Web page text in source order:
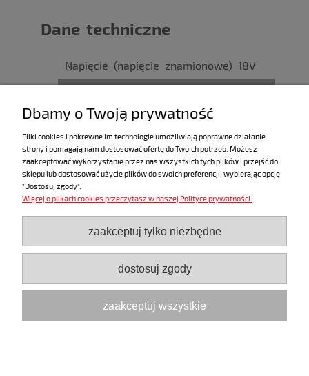
Dane techniczne
Napięcie (napięcie znamionowe) 18V
Ciężar produktu bez wyposażenia 1,00
Technologia Bluetooth®
POMOC
MOJE KONTO
INFORMACJE
Dbamy o Twoją prywatność
Pliki cookies i pokrewne im technologie umożliwiają poprawne działanie
strony i pomagają nam dostosować ofertę do Twoich potrzeb. Możesz
zaakceptować wykorzystanie przez nas wszystkich tych plików i przejść do
sklepu lub dostosować użycie plików do swoich preferencji, wybierając opcję
"Dostosuj zgody".
Więcej o plikach cookies przeczytasz w naszej Polityce prywatności.
zaakceptuj tylko niezbędne
dostosuj zgody
zaakceptuj wszystkie